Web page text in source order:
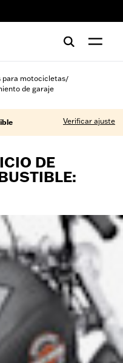
para motocicletas/
de garaje
Verificar ajuste
DE